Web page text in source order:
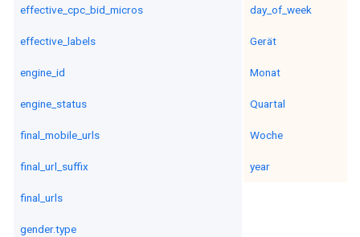
effective_cpc_bid_micros
effective_labels
engine_id
engine_status
final_mobile_urls
final_url_suffix
final_urls
gender.type
day_of_week
Gerät
Monat
Quartal
Woche
year